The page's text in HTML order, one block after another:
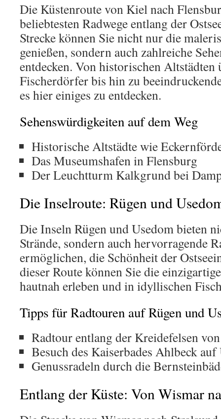
Die Küstenroute von Kiel nach
beliebtesten Radwege entlang der
Strecke können Sie nicht nur die
genießen, sondern auch zahlreiche
entdecken. Von historischen
Fischerdörfer bis hin zu
es hier einiges zu entdecken.
Sehenswürdigkeiten auf dem Weg
Historische Altstädte wie
Das Museumshafen in Flensburg
Der Leuchtturm Kalkgrund bei
Die Inselroute: Rügen und
Die Inseln Rügen und Usedom bieten
Strände, sondern auch hervorragende
ermöglichen, die Schönheit der
dieser Route können Sie die
hautnah erleben und in idyllischen
Tipps für Radtouren auf Rügen und
Radtour entlang der Kreidefelsen
Besuch des Kaiserbades Ahlbeck auf
Genussradeln durch die
Entlang der Küste: Von Wismar